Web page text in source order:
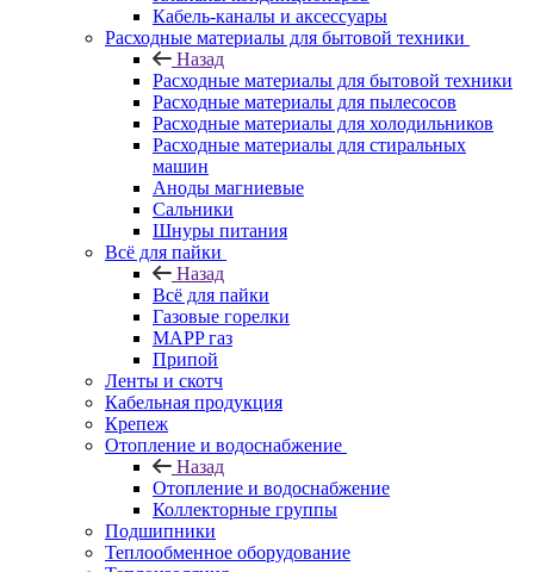
Кабель-каналы и аксессуары
Расходные материалы для бытовой техники
Назад
Расходные материалы для бытовой техники
Расходные материалы для пылесосов
Расходные материалы для холодильников
Расходные материалы для стиральных
машин
Аноды магниевые
Сальники
Шнуры питания
Всё для пайки
Назад
Всё для пайки
Газовые горелки
MAPP газ
Припой
Ленты и скотч
Кабельная продукция
Крепеж
Отопление и водоснабжение
Назад
Отопление и водоснабжение
Коллекторные группы
Подшипники
Теплообменное оборудование